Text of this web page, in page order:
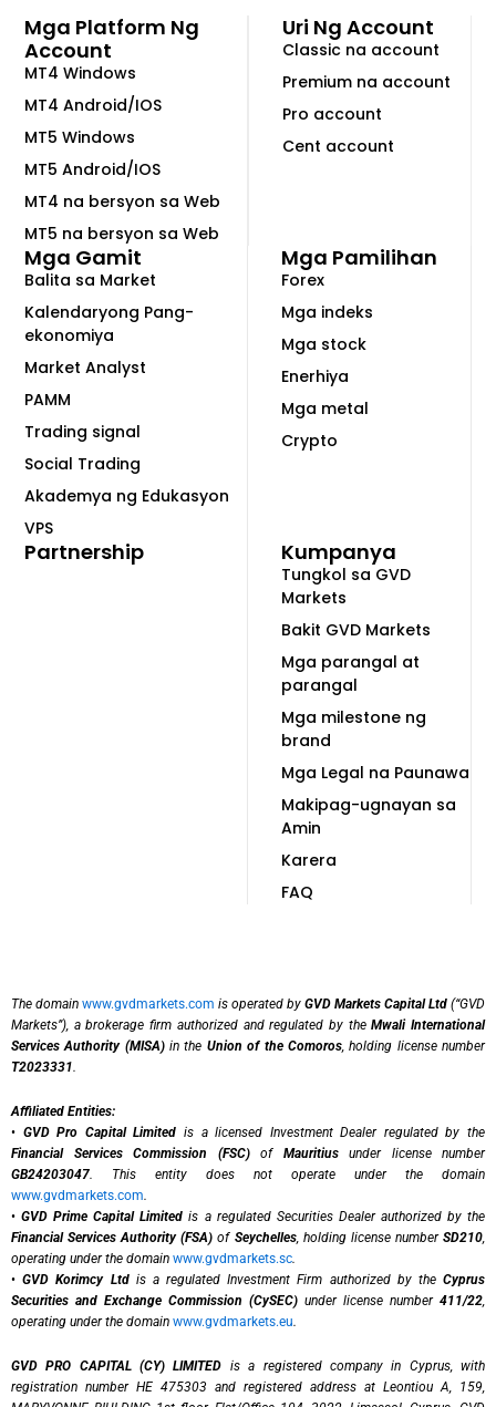
Uri Ng Account
Classic na account
Premium na account
Pro account
Cent account
Mga Platform Ng
Account
MT4 Windows
MT4 Android/IOS
MT5 Windows
MT5 Android/IOS
MT4 na bersyon sa Web
MT5 na bersyon sa Web
Mga Pamilihan
Forex
Mga indeks
Mga stock
Enerhiya
Mga metal
Crypto
Mga Gamit
Balita sa Market
Kalendaryong Pang-
ekonomiya
Market Analyst
PAMM
Trading signal
Social Trading
Akademya ng Edukasyon
VPS
Kumpanya
Tungkol sa GVD
Markets
Bakit GVD Markets
Mga parangal at
parangal
Mga milestone ng
brand
Mga Legal na Paunawa
Makipag-ugnayan sa
Amin
Karera
FAQ
Partnership
The domain www.gvdmarkets.com is operated by GVD Markets Capital Ltd (“GVD
Markets”), a brokerage firm authorized and regulated by theMwali International
Services Authority (MISA)in the Union of the Comoros, holding license number
T2023331.
Affiliated Entities:
• GVD Pro Capital Limited is a licensed Investment Dealer regulated by the
Financial Services Commission (FSC)of Mauritiusunder license number
GB24203047. This entity does not operate under the domain
www.gvdmarkets.com.
•GVD Prime Capital Limited is a regulated Securities Dealer authorized by the
Financial Services Authority (FSA) of Seychelles, holding license numberSD210,
operating under the domain www.gvdmarkets.sc.
•GVD Korimcy Ltdis a regulated Investment Firm authorized by theCyprus
Securities and Exchange Commission (CySEC) under license number 411/22,
operating under the domain www.gvdmarkets.eu.
GVD PRO CAPITAL (CY) LIMITED is a registered company in Cyprus, with
registration number HE 475303 and registered address at Leontiou A, 159,